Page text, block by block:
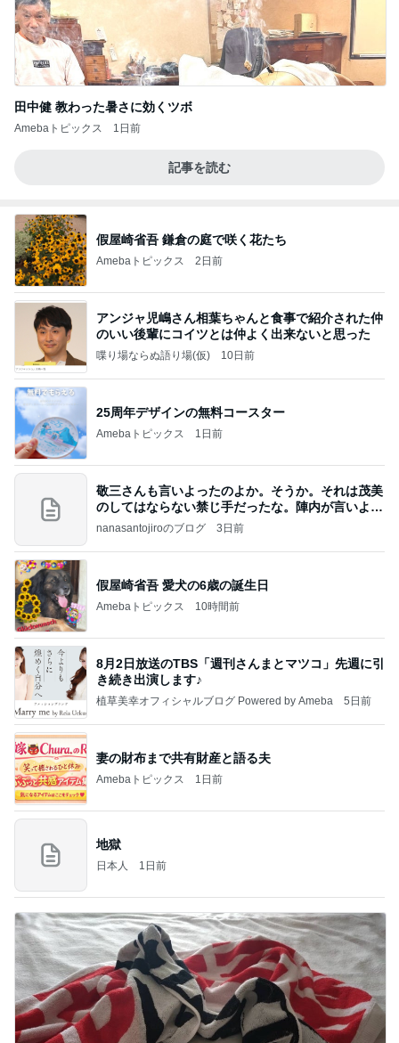
田中健 教わった暑さに効くツボ
Amebaトピックス 1日前
記事を読む
假屋崎省吾 鎌倉の庭で咲く花たち
Amebaトピックス 2日前
アンジャ児嶋さん相葉ちゃんと食事で紹介された仲
のいい後輩にコイツとは仲よく出来ないと思った
喋り場ならぬ語り場(仮) 10日前
25周年デザインの無料コースター
Amebaトピックス 1日前
敬三さんも言いよったのよか。そうか。それは茂美
のしてはならない禁じ手だったな。陣内が言いよる
のよ
nanasantojiroのブログ 3日前
假屋崎省吾 愛犬の6歳の誕生日
Amebaトピックス 10時間前
8月2日放送のTBS「週刊さんまとマツコ」先週に引
き続き出演します♪
植草美幸オフィシャルブログ Powered by Ameba 5日前
妻の財布まで共有財産と語る夫
Amebaトピックス 1日前
地獄
日本人 1日前